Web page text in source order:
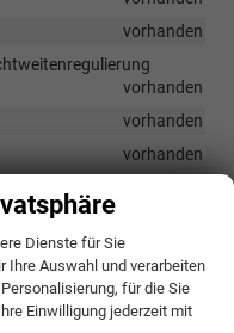
vorhanden
vorhanden
vorhanden
vorhanden
Vorder- und Rücksitze
vorhanden
Assist Plus
vorhanden
Dienste für Sie
Ihre Auswahl und verarbeiten
für die Sie
Einwilligung jederzeit mit